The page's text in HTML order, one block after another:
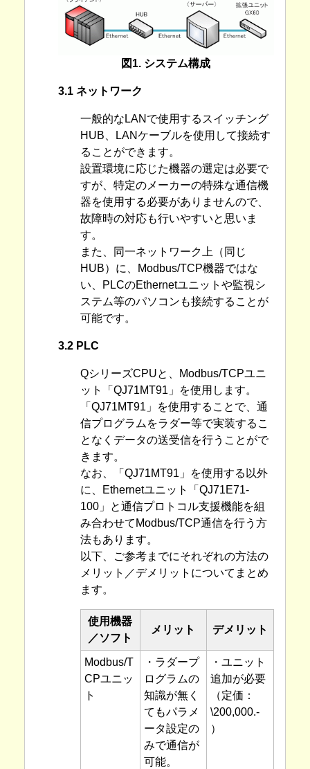
図1. システム構成
3.1 ネットワーク
一般的なLANで使用するスイッチング
HUB、LANケーブルを使用して接続す
ることができます。
設置環境に応じた機器の選定は必要で
すが、特定のメーカーの特殊な通信機
器を使用する必要がありませんので、
故障時の対応も行いやすいと思いま
す。
また、同一ネットワーク上（同じ
HUB）に、Modbus/TCP機器ではな
い、PLCのEthernetユニットや監視シ
ステム等のパソコンも接続することが
可能です。
3.2 PLC
QシリーズCPUと、Modbus/TCPユニ
ット「QJ71MT91」を使用します。
「QJ71MT91」を使用することで、通
信プログラムをラダー等で実装するこ
となくデータの送受信を行うことがで
きます。
なお、「QJ71MT91」を使用する以外
に、Ethernetユニット「QJ71E71-
100」と通信プロトコル支援機能を組
み合わせてModbus/TCP通信を行う方
法もあります。
以下、ご参考までにそれぞれの方法の
メリット／デメリットについてまとめ
ます。
使用機器
／ソフト
メリット デメリット
Modbus/T
CPユニッ
ト
・ラダープ
ログラムの
知識が無く
てもパラメ
ータ設定の
みで通信が
可能。
・ユニット
追加が必要
（定価：
\200,000.-
）